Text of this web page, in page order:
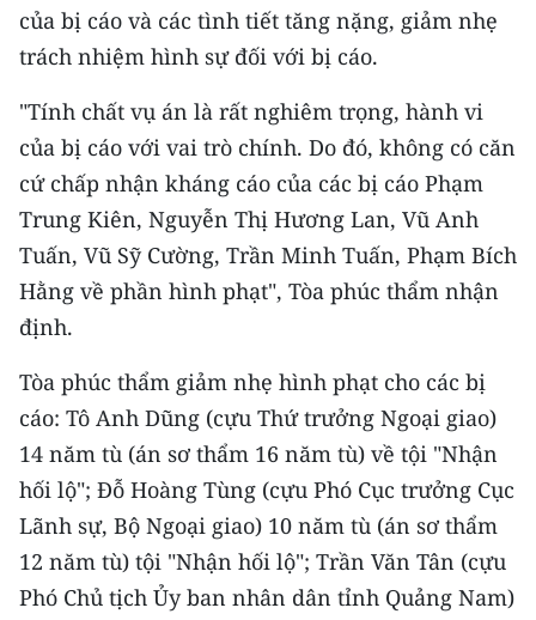
Chuyên trang Hà Nội
CHUYÊN ĐỀ
CÁC CHUYÊN TRANG
VỀ BÁO NHÂN DÂN
THỜI NAY
NHÂN DÂN CUỐI TUẦN
NHÂN DÂN HẰNG THÁNG
MUA BÁO
ĐỌC BÁO IN
của bị cáo và các tình tiết tăng nặng, giảm nhẹ
trách nhiệm hình sự đối với bị cáo.
"Tính chất vụ án là rất nghiêm trọng, hành vi
của bị cáo với vai trò chính. Do đó, không có căn
cứ chấp nhận kháng cáo của các bị cáo Phạm
Trung Kiên, Nguyễn Thị Hương Lan, Vũ Anh
Tuấn, Vũ Sỹ Cường, Trần Minh Tuấn, Phạm Bích
Hằng về phần hình phạt", Tòa phúc thẩm nhận
định.
Tòa phúc thẩm giảm nhẹ hình phạt cho các bị
cáo: Tô Anh Dũng (cựu Thứ trưởng Ngoại giao)
14 năm tù (án sơ thẩm 16 năm tù) về tội "Nhận
hối lộ"; Đỗ Hoàng Tùng (cựu Phó Cục trưởng Cục
Lãnh sự, Bộ Ngoại giao) 10 năm tù (án sơ thẩm
12 năm tù) tội "Nhận hối lộ"; Trần Văn Tân (cựu
Phó Chủ tịch Ủy ban nhân dân tỉnh Quảng Nam)